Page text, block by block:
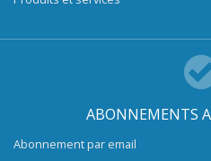
ABONNEMENTS
Abonnement par email